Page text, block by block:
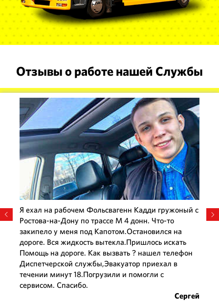
Отзывы о работе нашей Службы
Я ехал на рабочем Фольсвагенн Кадди гружоный с
Ростова-на-Дону по трассе М 4 донн. Что-то
закипело у меня под Капотом.Остановился на
дороге. Вся жидкость вытекла.Пришлось искать
Помощь на дороге. Как вызвать ? нашел телефон
Диспетчерской службы,Эвакуатор приехал в
течении минут 18.Погрузили и помогли с
сервисом. Спасибо.
Сергей
Николай